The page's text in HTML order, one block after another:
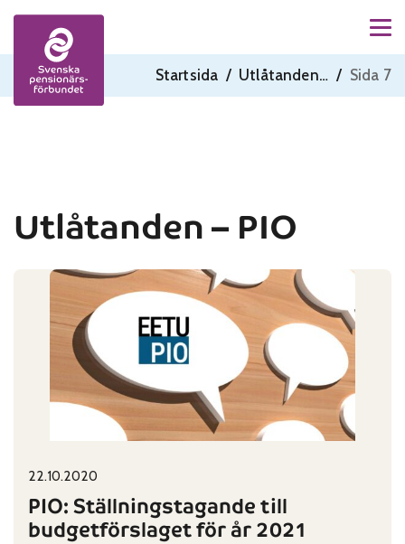
Startsida / Utlåtanden - PIO / Sida 7
Skip to content
Utlåtanden – PIO
Published on:
22.10.2020
PIO: Ställningstagande till
budgetförslaget för år 2021
Categories: